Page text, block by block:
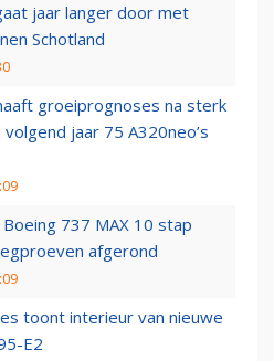
jaar langer door met
Schotland
groeiprognoses na sterk
jaar 75 A320neo’s
737 MAX 10 stap
afgerond
toont interieur van nieuwe
E2